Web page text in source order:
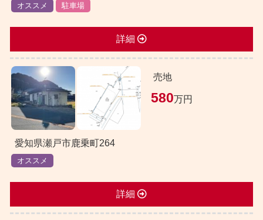
オススメ 駐車場
詳細
売地
580万円
愛知県瀬戸市鹿乗町264
オススメ
詳細